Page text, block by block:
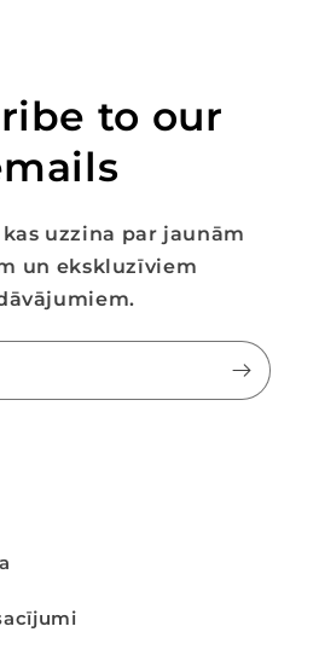
to our
uzzina par jaunām
un ekskluzīviem